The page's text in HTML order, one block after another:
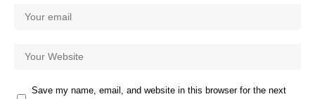
Save my name, email, and website in this browser for the next